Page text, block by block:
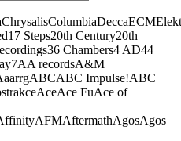
ChrysalisColumbiaDeccaECM
17 Steps20th Century20th
36 Chambers4 AD44
7AA recordsA&M
ABCABC Impulse!ABC
AceAce FuAce of
AFMAftermathAgosAgos